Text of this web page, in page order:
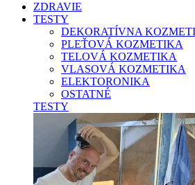
ZDRAVIE
TESTY
DEKORATÍVNA
PLEŤOVÁ KOZMETIKA
TELOVÁ KOZMETIKA
VLASOVÁ KOZMETIKA
ELEKTORONIKA
OSTATNÉ
TESTY